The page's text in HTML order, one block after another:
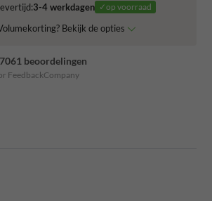
3-4 werkdagen ✓op voorraad
Bekijk de opties
7061 beoordelingen
FeedbackCompany